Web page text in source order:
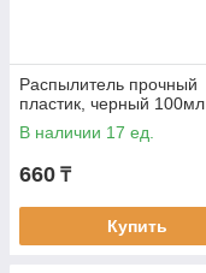
Распылитель прочный
пластик, черный 100мл
В наличии 17 ед.
660 ₸
Купить